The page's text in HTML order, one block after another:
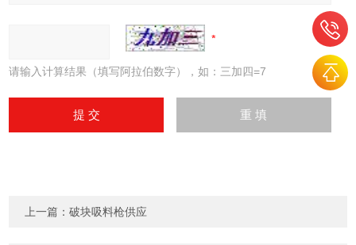
请输入计算结果（填写阿拉伯数字），如：三加四=7
上一篇：破块吸料枪供应